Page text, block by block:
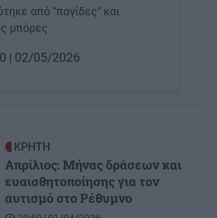
από "παγίδες" και
μπόρες
| 02/05/2026
ΚΡΗΤΗ
Απρίλιος: Mήνας δράσεων και
ευαισθητοποίησης για τον
αυτισμό στο Ρέθυμνο